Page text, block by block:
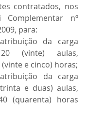
contratados, nos
nº
para:
da carga
(vinte) aulas,
e cinco) horas;
da carga
e duas) aulas,
(quarenta) horas